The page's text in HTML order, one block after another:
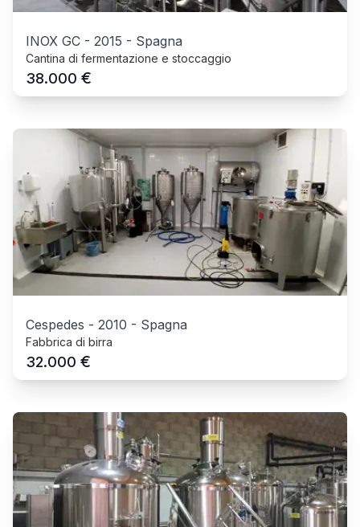
INOX GC - 2015 - Spagna
Cantina di fermentazione e stoccaggio
38.000 €
Cespedes - 2010 - Spagna
Fabbrica di birra
32.000 €